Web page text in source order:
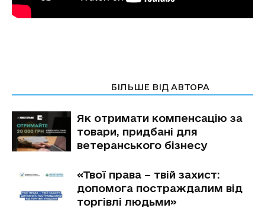
БІЛЬШЕ ВІД АВТОРА
Як отримати компенсацію за
товари, придбані для
ветеранського бізнесу
«Твої права – твій захист:
допомога постраждалим від
торгівлі людьми»